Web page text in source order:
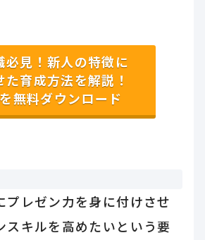
必見！新人の特徴に
た育成方法を解説！
無料ダウンロード
プレゼン力を身に付けさせ
スキルを高めたいという要